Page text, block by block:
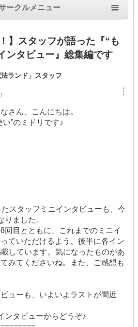
ークルメニュー
】スタッフが語った『“も
ンタビュー』総集編です
法ランド」スタッフ
︙
さん、こんにちは。
”のミドリです♪
スタッフミニインタビューも、今
りました。
回目とともに、これまでのミニイ
ていただけるよう、後半に各イン
しています。気になったものがあ
みてくださいね。また、ご感想も
ューも、いよいよラストが間近
ンタビューからどうぞ♪